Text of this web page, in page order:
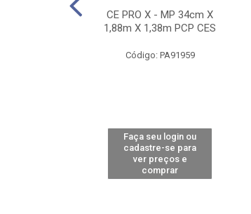
CE PRO X - MP 34cm X
1,88m X 1,38m PCP CES
Código: PA91959
Faça seu login ou
cadastre-se para
ver preços e
comprar